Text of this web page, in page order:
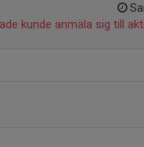
kunde anmäla sig till